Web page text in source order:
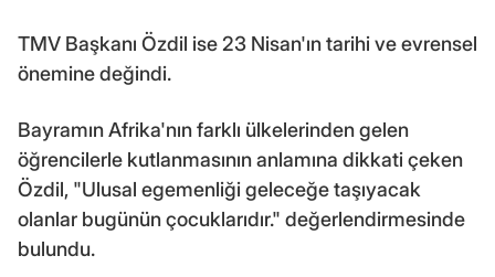
TMV Başkanı Özdil ise 23 Nisan'ın tarihi ve evrensel
önemine değindi.
Bayramın Afrika'nın farklı ülkelerinden gelen
öğrencilerle kutlanmasının anlamına dikkati çeken
Özdil, "Ulusal egemenliği geleceğe taşıyacak
olanlar bugünün çocuklarıdır." değerlendirmesinde
bulundu.